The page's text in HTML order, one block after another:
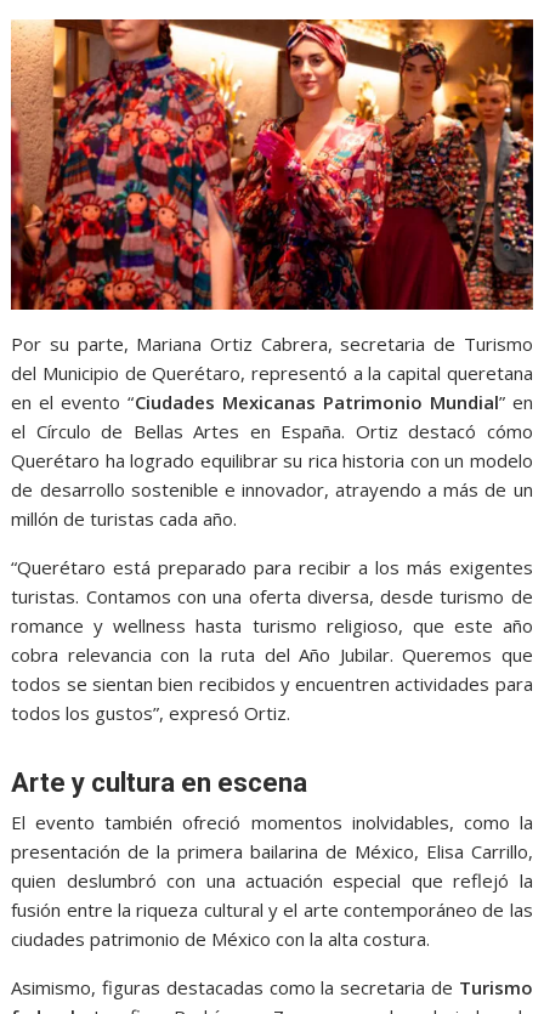
Por su parte, Mariana Ortiz Cabrera, secretaria de Turismo
del Municipio de Querétaro, representó a la capital queretana
en el evento “Ciudades Mexicanas Patrimonio Mundial” en
el Círculo de Bellas Artes en España. Ortiz destacó cómo
Querétaro ha logrado equilibrar su rica historia con un modelo
de desarrollo sostenible e innovador, atrayendo a más de un
millón de turistas cada año.
“Querétaro está preparado para recibir a los más exigentes
turistas. Contamos con una oferta diversa, desde turismo de
romance y wellness hasta turismo religioso, que este año
cobra relevancia con la ruta del Año Jubilar. Queremos que
todos se sientan bien recibidos y encuentren actividades para
todos los gustos”, expresó Ortiz.
Arte y cultura en escena
El evento también ofreció momentos inolvidables, como la
presentación de la primera bailarina de México, Elisa Carrillo,
quien deslumbró con una actuación especial que reflejó la
fusión entre la riqueza cultural y el arte contemporáneo de las
ciudades patrimonio de México con la alta costura.
Asimismo, figuras destacadas como la secretaria de Turismo